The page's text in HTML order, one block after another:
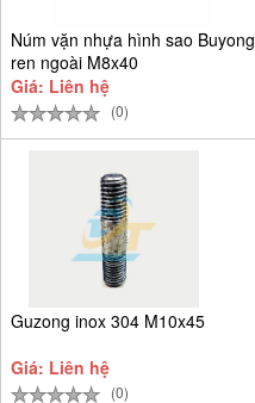
Núm vặn nhựa hình sao Buyong
ren ngoài M8x40
Giá: Liên hệ
(0)
Guzong inox 304 M10x45
Giá: Liên hệ
(0)